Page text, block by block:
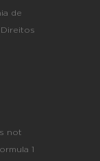
de
not
1